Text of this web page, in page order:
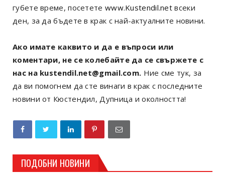
губете време, посетете www.Kustendil.net всеки
ден, за да бъдете в крак с най-актуалните новини.
Ако имате каквито и да е въпроси или
коментари, не се колебайте да се свържете с
нас на kustendil.net@gmail.com. Ние сме тук, за
да ви помогнем да сте винаги в крак с последните
новини от Кюстендил, Дупница и околността!
ПОДОБНИ НОВИНИ